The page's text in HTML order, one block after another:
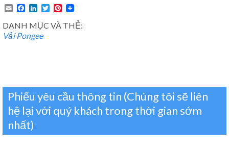
EmailFacebook
LinkedIn
TwitterPinterest
DANH MỤC VÀ THẺ:
Vải Pongee
Phiếu yêu cầu thông tin (Chúng tôi sẽ liên
hệ lại với quý khách trong thời gian sớm
nhất)